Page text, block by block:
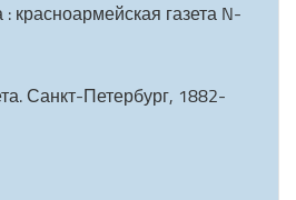
красноармейская газета N-
Санкт-Петербург, 1882-